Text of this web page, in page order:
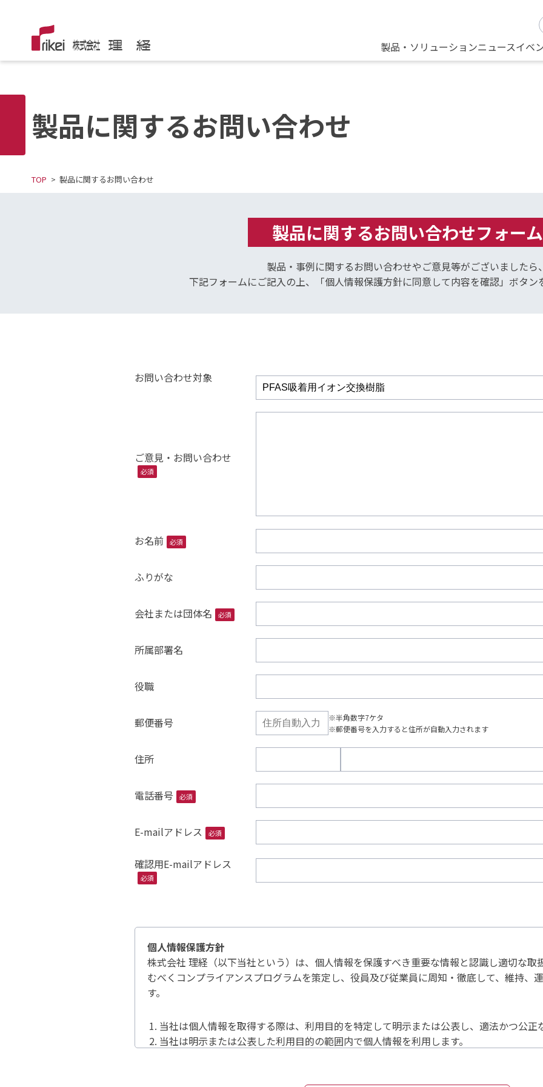
製品・ソリューションニュースイベ
製品に関するお問い合わせ
TOP 製品に関するお問い合わせ
製品に関するお問い合わせフォーム
製品・事例に関するお問い合わせやご意見等がございましたら、
下記フォームにご記入の上、「個人情報保護方針に同意して内容を確認」ボタン
お問い合わせ対象
ご意見・お問い合わせ
必須
お名前 必須
ふりがな
会社または団体名 必須
所属部署名
役職
郵便番号
※半角数字7ケタ
※郵便番号を入力すると住所が自動入力されます
住所
電話番号 必須
E-mailアドレス 必須
確認用E-mailアドレス
必須
個人情報保護方針
株式会社 理経（以下当社という）は、個人情報を保護すべき重要な情報と認識し適切な取
むべくコンプライアンスプログラムを策定し、役員及び従業員に周知・徹底して、維持、
す。
当社は個人情報を取得する際は、利用目的を特定して明示または公表し、適法かつ公正
当社は明示または公表した利用目的の範囲内で個人情報を利用します。